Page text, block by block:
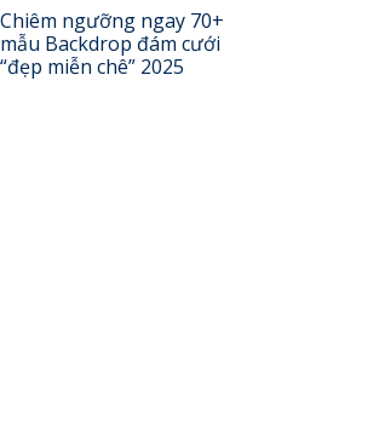
Chiêm ngưỡng ngay 70+
mẫu Backdrop đám cưới
“đẹp miễn chê” 2025